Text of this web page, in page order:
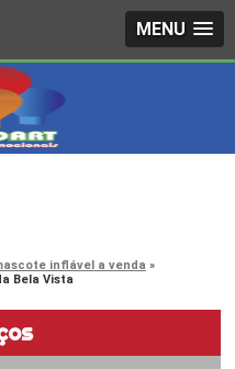
MENU
inflável a venda
Bela Vista